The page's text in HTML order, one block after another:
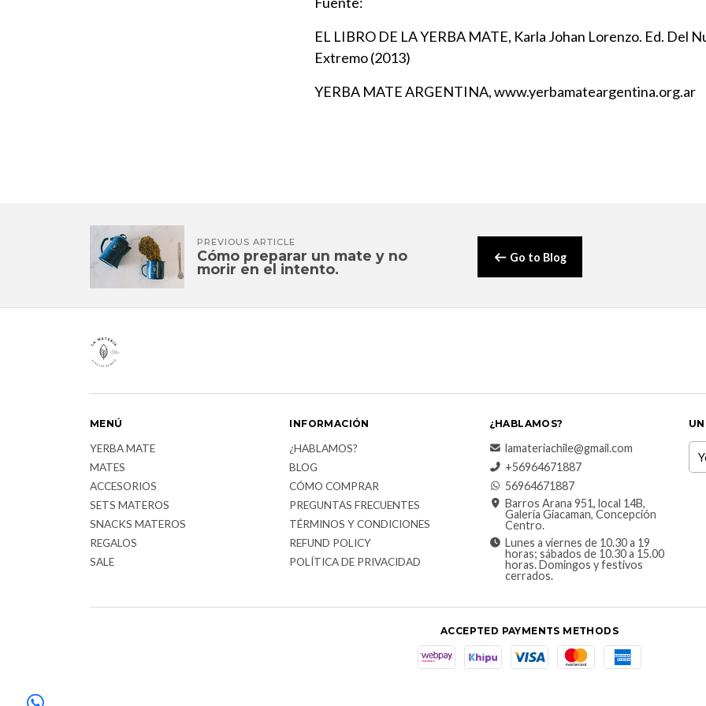
EL LIBRO DE LA YERBA MATE, Karla Johan Lorenzo. Ed. Del
Extremo (2013)
YERBA MATE ARGENTINA, www.yerbamateargentina.org.ar
PREVIOUS ARTICLE
Cómo preparar un mate y no
morir en el intento.
Go to Blog
MENÚ
YERBA MATE
MATES
ACCESORIOS
SETS MATEROS
SNACKS MATEROS
REGALOS
SALE
INFORMACIÓN
¿HABLAMOS?
BLOG
CÓMO COMPRAR
PREGUNTAS FRECUENTES
TÉRMINOS Y CONDICIONES
REFUND POLICY
POLÍTICA DE PRIVACIDAD
¿HABLAMOS?
lamateriachile@gmail.com
+56964671887
56964671887
Barros Arana 951, local 14B,
Galería Giacaman, Concepción
Centro.
Lunes a viernes de 10.30 a 19
horas; sábados de 10.30 a 15.00
horas. Domingos y festivos
cerrados.
ACCEPTED PAYMENTS METHODS